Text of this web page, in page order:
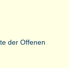
der Offenen